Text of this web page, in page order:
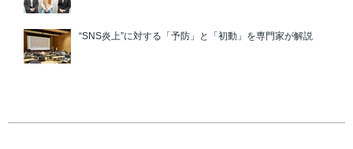
“SNS炎上”に対する「予防」と「初動」を専門家が解説